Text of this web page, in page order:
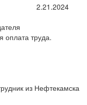
2.21.2024
оплата труда.
из Нефтекамска